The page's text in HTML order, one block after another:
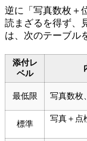
逆に「写真数枚＋
読まざるを得ず、
は、次のテーブル
添付レ
ベル
最低限 写真数枚
標準
写真＋点